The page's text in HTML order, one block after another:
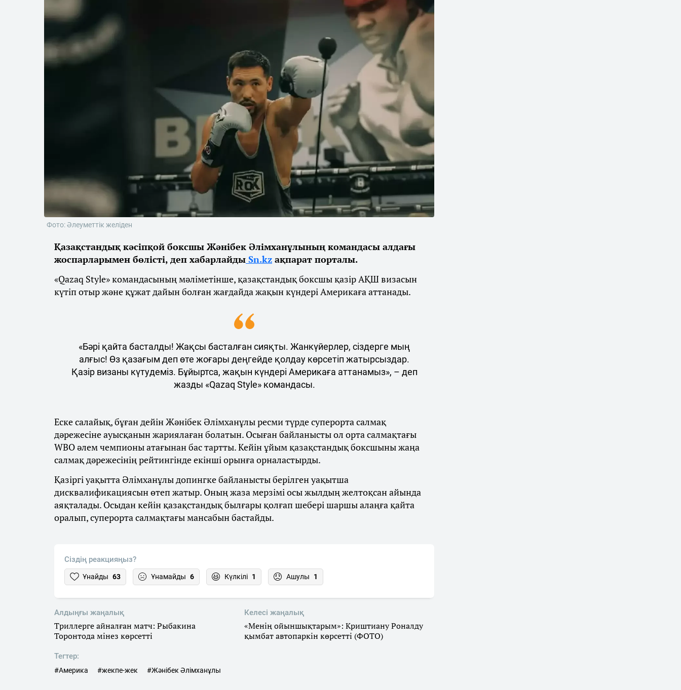
Фото: Әлеуметтік желіден
Қазақстандық кәсіпқой боксшы Жәнібек Әлімханұлының командасы алдағы
жоспарларымен бөлісті, деп хабарлайды Sn.kz ақпарат порталы.
«Qazaq Style» командасының мәліметінше, қазақстандық боксшы қазір АҚШ визасын
күтіп отыр және құжат дайын болған жағдайда жақын күндері Америкаға аттанады.
«Бәрі қайта басталды! Жақсы басталған сияқты. Жанкүйерлер, сіздерге мың
алғыс! Өз қазағым деп өте жоғары деңгейде қолдау көрсетіп жатырсыздар.
Қазір визаны күтудеміз. Бұйыртса, жақын күндері Америкаға аттанамыз», – деп
жазды «Qazaq Style» командасы.
Еске салайық, бұған дейін Жәнібек Әлімханұлы ресми түрде суперорта салмақ
дәрежесіне ауысқанын жариялаған болатын. Осыған байланысты ол орта салмақтағы
WBO әлем чемпионы атағынан бас тартты. Кейін ұйым қазақстандық боксшыны жаңа
салмақ дәрежесінің рейтингінде екінші орынға орналастырды.
Қазіргі уақытта Әлімханұлы допингке байланысты берілген уақытша
дисквалификациясын өтеп жатыр. Оның жаза мерзімі осы жылдың желтоқсан айында
аяқталады. Осыдан кейін қазақстандық былғары қолғап шебері шаршы алаңға қайта
оралып, суперорта салмақтағы мансабын бастайды.
Сіздің реакцияңыз?
Ұнайды 63 Ұнамайды 6 Күлкілі 1 Ашулы 1
Алдыңғы жаңалық
Триллерге айналған матч: Рыбакина
Торонтода мінез көрсетті
Келесі жаңалық
«Менің ойыншықтарым»: Криштиану Роналду
қымбат автопаркін көрсетті (ФОТО)
Тегтер:
#Америка #жекпе-жек #Жәнібек Әлімханұлы